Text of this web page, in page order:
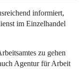
informiert,
im Einzelhandel
zu gehen
Agentur für Arbeit